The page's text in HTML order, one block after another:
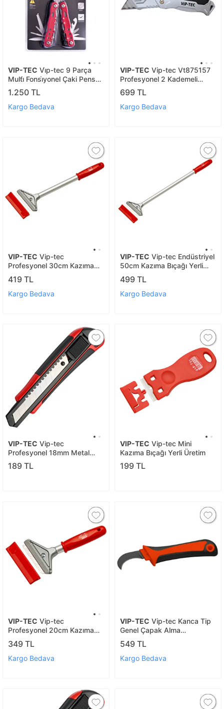
VIP-TEC Vi̇p-tec 9 Parça
Multi̇ Fonsi̇yonel Çaki Pense
Seti̇ Vt875190
1.250 TL
Kargo Bedava
VIP-TEC Vip-tec Vt875157
Profesyonel 2 Kademeli
Katlanır Metal Maket Bıçağı
699 TL
Kargo Bedava
VIP-TEC Vip-tec
Profesyonel 30cm Kazıma
Bıçağı Yerli Üretim
419 TL
Kargo Bedava
VIP-TEC Vip-tec Endüstriyel
50cm Kazıma Bıçağı Yerli
Üretim
499 TL
Kargo Bedava
VIP-TEC Vip-tec
Profesyonel 18mm Metal
Maket Bıçağı Yerli Üretim
189 TL
VIP-TEC Vip-tec Mini
Kazıma Bıçağı Yerli Üretim
199 TL
VIP-TEC Vip-tec
Profesyonel 20cm Kazıma
Bıçağı Yerli Üretim
349 TL
Kargo Bedava
VIP-TEC Vip-tec Kanca Tip
Genel Çapak Alma
Bıçağı/kablo Sıyırıcı Bıçak
549 TL
Kargo Bedava